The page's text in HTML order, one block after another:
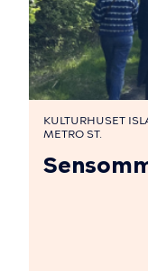
KULTURHUSET
METRO ST.